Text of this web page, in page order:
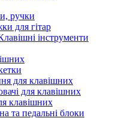
ручки
для гітар
інструменти
для клавішних
для клавішних
клавішних
та педальні блоки